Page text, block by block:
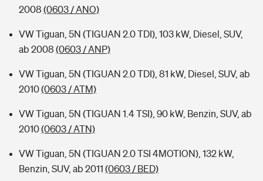
2008 (0603 / ANO)
VW Tiguan, 5N (TIGUAN 2.0 TDI), 103 kW, Diesel, SUV,
ab 2008 (0603 / ANP)
VW Tiguan, 5N (TIGUAN 2.0 TDI), 81 kW, Diesel, SUV, ab
2010(0603 / ATM)
VW Tiguan, 5N (TIGUAN 1.4 TSI), 90 kW, Benzin, SUV, ab
2010(0603 / ATN)
VW Tiguan, 5N (TIGUAN 2.0 TSI 4MOTION), 132 kW,
Benzin, SUV, ab 2011 (0603 / BED)